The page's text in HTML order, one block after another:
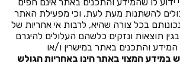
להשתנות מעת לעת, וכי מפעילת האתר
בכל צורה שהיא, לרבות אי אחריות של
תוצאות ונזקים כלשהם העלולים להיגרם
והתכנים באתר במישרין ו/או
במידע המצוי באתר הינו באחריות הגולש